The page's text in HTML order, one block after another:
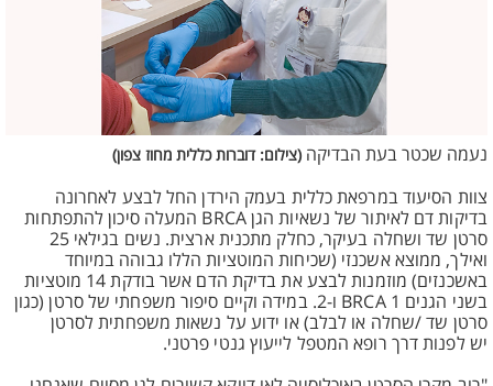
נעמה שכטר בעת הבדיקה (צילום: דוברות כללית מחוז צפון)
צוות הסיעוד במרפאת כללית בעמק הירדן החל לבצע לאחרונה
בדיקות דם לאיתור של נשאיות הגן BRCA המעלה סיכון להתפתחות
סרטן שד ושחלה בעיקר, כחלק מתכנית ארצית. נשים בגילאי 25
ואילך, ממוצא אשכנזי (שכיחות המוטציות הללו גבוהה במיוחד
באשכנזים) מוזמנות לבצע את בדיקת הדם אשר בודקת 14 מוטציות
בשני הגנים BRCA 1 ו-2. במידה וקיים סיפור משפחתי של סרטן (כגון
סרטן שד /שחלה או לבלב) או ידוע על נשאות משפחתית לסרטן
יש לפנות דרך רופא המטפל לייעוץ גנטי פרטני.